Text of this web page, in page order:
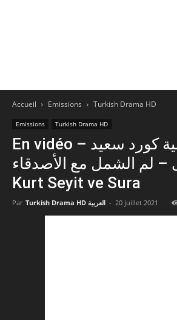
Accueil Emissions Turkish Drama HD
Emissions Turkish Drama HD
En vidéo – دبلجة عربية كورد سعيد
– لم الشمل مع الأصدقاء |
Kurt Seyit ve Sura
Par Turkish Drama HD العربية - 20 juillet 2021